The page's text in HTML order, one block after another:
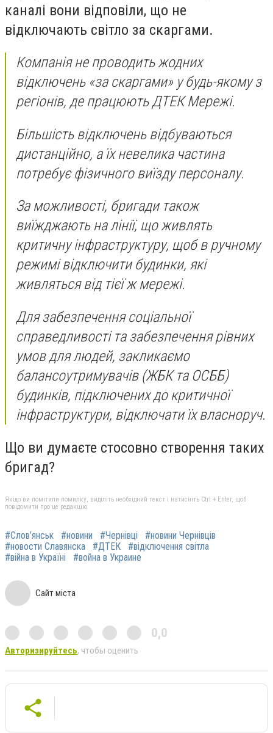
каналі вони відповіли, що не
відключають світло за скаргами.
Компанія не проводить жодних
відключень «за скаргами» у будь-якому з
регіонів, де працюють ДТЕК Мережі.
Більшість відключень відбуваються
дистанційно, а їх невелика частина
потребує фізичного виїзду персоналу.
За можливості, бригади також
виїжджають на лінії, що живлять
критичну інфраструктуру, щоб в ручному
режимі відключити будинки, які
живляться від тієї ж мережі.
Для забезпечення соціальної
справедливості та забезпечення рівних
умов для людей, закликаємо
балансоутримувачів (ЖБК та ОСББ)
будинків, підключених до критичної
інфраструктури, відключати їх власноруч.
Що ви думаєте стосовно створення таких
бригад?
Якщо ви помітили помилку, виділіть необхідний текст і натисніть Ctrl + Enter, щоб
повідомити про це редакцію
#Слов’янськ #новини #Чернівці
#новини Чернівців
#новости Славянска
#ДТЕК
#відключення світла
#війна в Україні
#война в Украине
Сайт міста
0,0
Авторизируйтесь, чтобы оценить